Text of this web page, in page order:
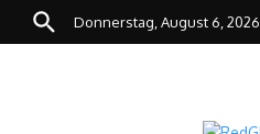
Zum Inhalt springen
Donnerstag, August 6, 2026